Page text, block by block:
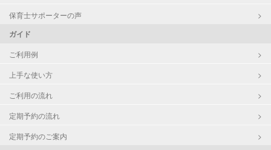
保育士サポーターの声
ガイド
ご利用例
上手な使い方
ご利用の流れ
定期予約の流れ
定期予約のご案内